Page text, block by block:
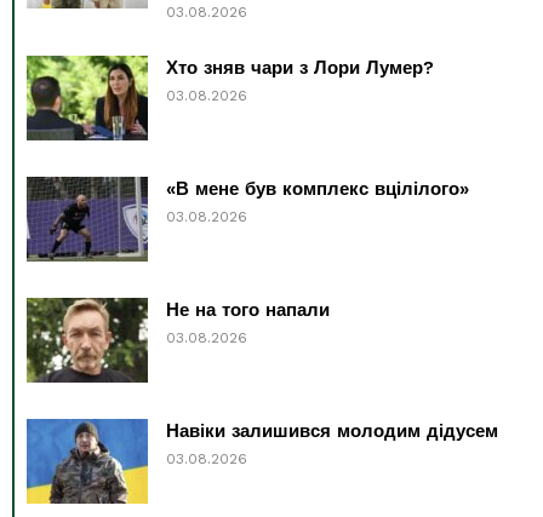
03.08.2026
Хто зняв чари з Лори Лумер?
03.08.2026
«В мене був комплекс вцілілого»
03.08.2026
Не на того напали
03.08.2026
Навіки залишився молодим дідусем
03.08.2026